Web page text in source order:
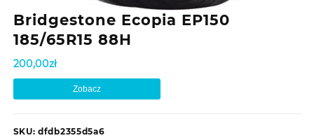
Bridgestone Ecopia EP150
185/65R15 88H
200,00zł
Zobacz
SKU: dfdb2355d5a6